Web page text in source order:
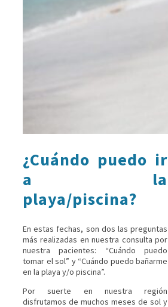
¿Cuándo puedo ir
a la
playa/piscina?
En estas fechas, son dos las preguntas
más realizadas en nuestra consulta por
nuestra pacientes: “Cuándo puedo
tomar el sol” y “Cuándo puedo bañarme
en la playa y/o piscina”.
Por suerte en nuestra región
disfrutamos de muchos meses de sol y